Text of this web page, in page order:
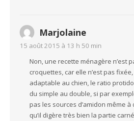
Marjolaine
15 août 2015 à 13 h 50 min
Non, une recette ménagère n’est
croquettes, car elle n’est pas
adaptable au chien, le ratio
du simple au double, si par
pas les sources d’amidon même
qu’il digère très bien la partie